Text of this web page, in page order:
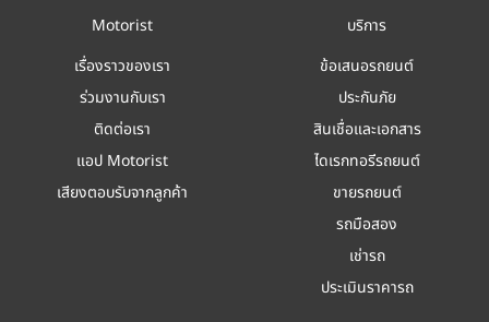
Motorist
เรื่องราวของเรา
ร่วมงานกับเรา
ติดต่อเรา
แอป Motorist
เสียงตอบรับจากลูกค้า
บริการ
ข้อเสนอรถยนต์
ประกันภัย
สินเชื่อและเอกสาร
ไดเรกทอรีรถยนต์
ขายรถยนต์
รถมือสอง
เช่ารถ
ประเมินราคารถ